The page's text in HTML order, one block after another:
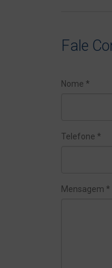
Fale
Nome *
Telefone *
Mensagem *